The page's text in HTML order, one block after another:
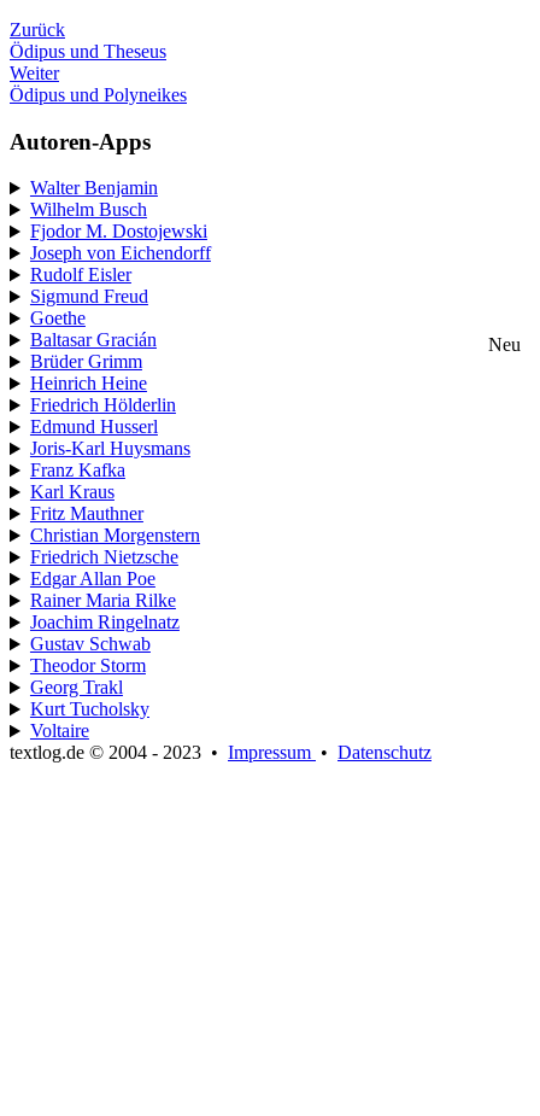
Zurück
Ödipus und Theseus
Weiter
Ödipus und Polyneikes
Autoren-Apps
Walter Benjamin
Wilhelm Busch
Fjodor M. Dostojewski
Joseph von Eichendorff
Rudolf Eisler
Sigmund Freud
Goethe
Baltasar Gracián
Neu
Brüder Grimm
Heinrich Heine
Friedrich Hölderlin
Edmund Husserl
Joris-Karl Huysmans
Franz Kafka
Karl Kraus
Fritz Mauthner
Christian Morgenstern
Friedrich Nietzsche
Edgar Allan Poe
Rainer Maria Rilke
Joachim Ringelnatz
Gustav Schwab
Theodor Storm
Georg Trakl
Kurt Tucholsky
Voltaire
textlog.de © 2004 - 2023 • Impressum • Datenschutz